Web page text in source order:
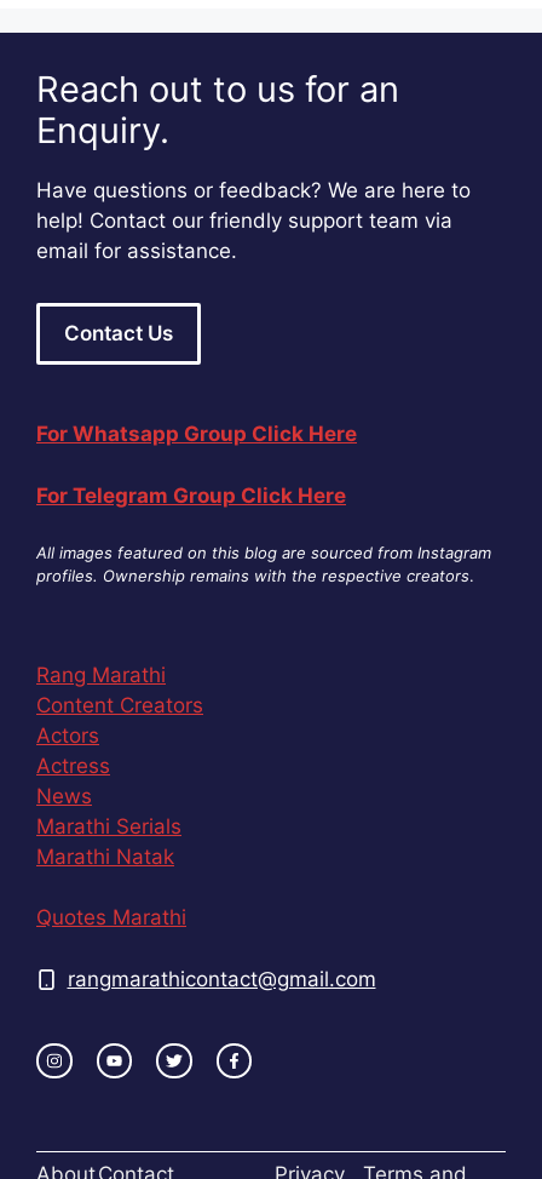
Reach out to us for an
Enquiry.
Have questions or feedback? We are here to
help! Contact our friendly support team via
email for assistance.
Contact Us
For Whatsapp Group Click Here
For Telegram Group Click Here
All images featured on this blog are sourced from Instagram
profiles. Ownership remains with the respective creators.
Rang Marathi
Content Creators
Actors
Actress
News
Marathi Serials
Marathi Natak
Quotes Marathi
rangmarathicontact@gmail.com